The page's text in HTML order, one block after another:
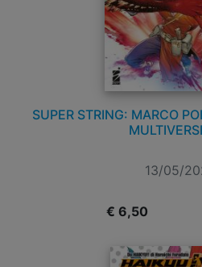
SUPER STRING: MARCO
13/05/
€ 6,50